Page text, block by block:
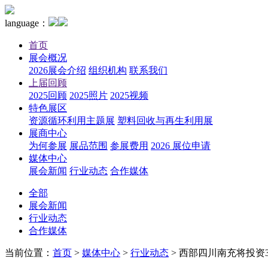
language：
首页
展会概况
2026展会介绍 组织机构 联系我们
上届回顾
2025回顾 2025照片 2025视频
特色展区
资源循环利用主题展 塑料回收与再生利用展
展商中心
为何参展 展品范围 参展费用 2026 展位申请
媒体中心
展会新闻 行业动态 合作媒体
全部
展会新闻
行业动态
合作媒体
当前位置： 首页 > 媒体中心 > 行业动态 > 西部四川南充将投资